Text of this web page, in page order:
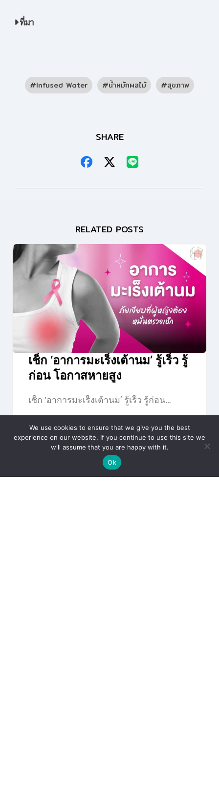
ที่มา
Infused Water น้ำหมักผลไม้ สุขภาพ
SHARE
RELATED POSTS
เช็ก ‘อาการมะเร็งเต้านม’ รู้เร็ว รู้
ก่อน โอกาสหายสูง
เช็ก ‘อาการมะเร็งเต้านม’ รู้เร็ว รู้ก่อน…
Diseases Health
We use cookies to ensure that we give you the best
experience on our website. If you continue to use this site we
will assume that you are happy with it.
Ok